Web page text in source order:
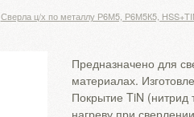
Сверла ц/х по металлу Р6М5, Р6М5К5,
Предназначено для
материалах.
Покрытие TiN (нитрид
нагреву при